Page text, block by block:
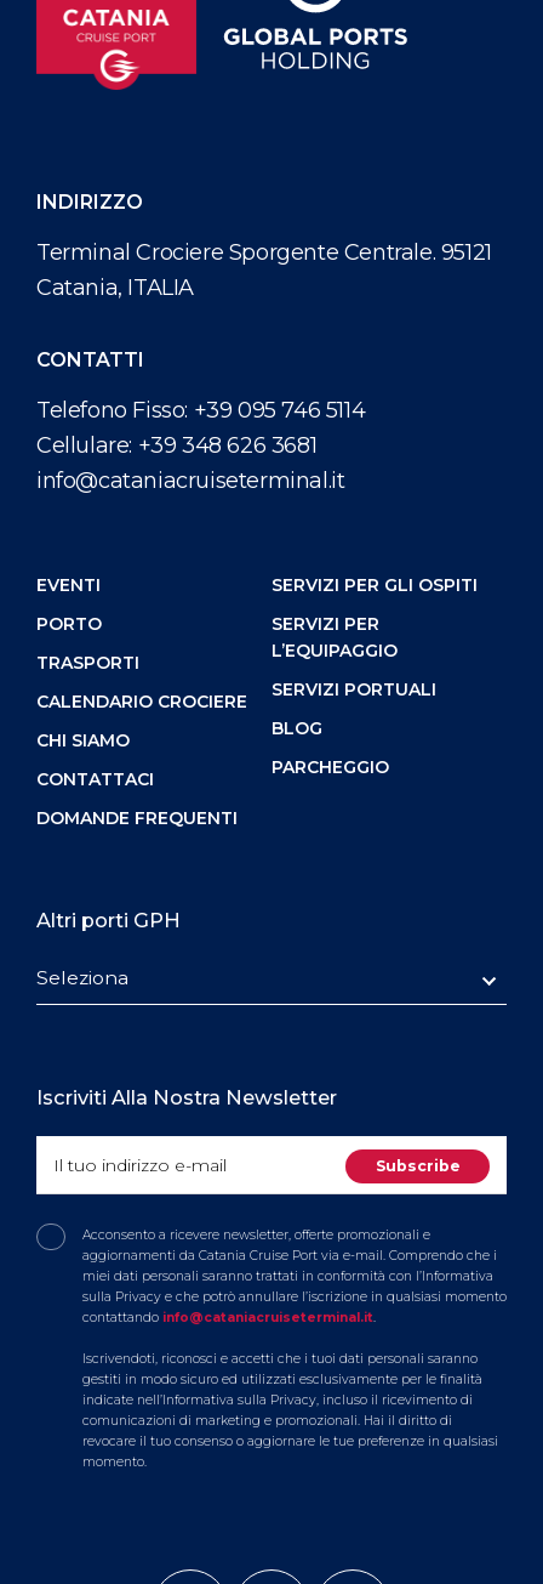
INDIRIZZO
Terminal Crociere Sporgente Centrale. 95121
Catania, ITALIA
CONTATTI
Telefono Fisso: +39 095 746 5114
Cellulare: +39 348 626 3681
info@cataniacruiseterminal.it
EVENTI
PORTO
TRASPORTI
CALENDARIO CROCIERE
CHI SIAMO
CONTATTACI
DOMANDE FREQUENTI
SERVIZI PER GLI OSPITI
SERVIZI PER
L’EQUIPAGGIO
SERVIZI PORTUALI
BLOG
PARCHEGGIO
Altri porti GPH
Seleziona
Iscriviti Alla Nostra Newsletter
Acconsento a ricevere newsletter, offerte promozionali e
aggiornamenti da Catania Cruise Port via e-mail. Comprendo che i
miei dati personali saranno trattati in conformità con l’Informativa
sulla Privacy e che potrò annullare l’iscrizione in qualsiasi momento
contattando info@cataniacruiseterminal.it
Iscrivendoti, riconosci e accetti che i tuoi dati personali saranno
gestiti in modo sicuro ed utilizzati esclusivamente per le finalità
indicate nell’Informativa sulla Privacy, incluso il ricevimento di
comunicazioni di marketing e promozionali. Hai il diritto di
revocare il tuo consenso o aggiornare le tue preferenze in qualsiasi
momento.